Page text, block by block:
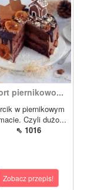
piernikowo...
w piernikowym
Czyli dużo...
⇖ 1016
Zobacz przepis!